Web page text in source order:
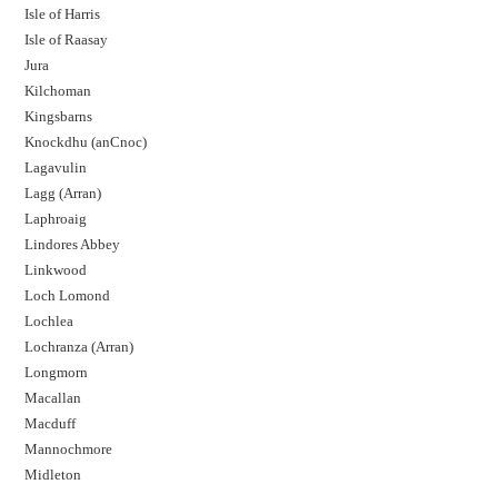
Isle of Harris
Isle of Raasay
Jura
Kilchoman
Kingsbarns
Knockdhu (anCnoc)
Lagavulin
Lagg (Arran)
Laphroaig
Lindores Abbey
Linkwood
Loch Lomond
Lochlea
Lochranza (Arran)
Longmorn
Macallan
Macduff
Mannochmore
Midleton